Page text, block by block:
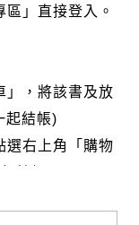
」直接登入。
」，將該書及放
起結帳)
選右上角「購物